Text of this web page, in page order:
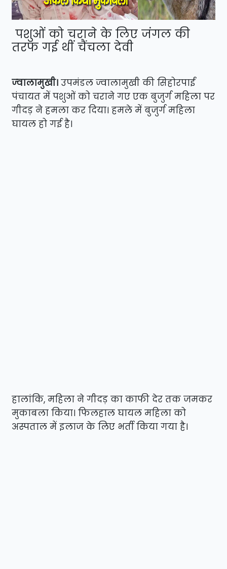
पशुओं को चराने के लिए जंगल की
तरफ गई थीं चैंचला देवी
ज्वालामुखी। उपमंडल ज्वालामुखी की सिहोरपाईं
पंचायत में पशुओं को चराने गए एक बुजुर्ग महिला पर
गीदड़ ने हमला कर दिया। हमले में बुजुर्ग महिला
घायल हो गई है।
हालांकि, महिला ने गीदड़ का काफी देर तक जमकर
मुकाबला किया। फिलहाल घायल महिला को
अस्पताल में इलाज के लिए भर्ती किया गया है।